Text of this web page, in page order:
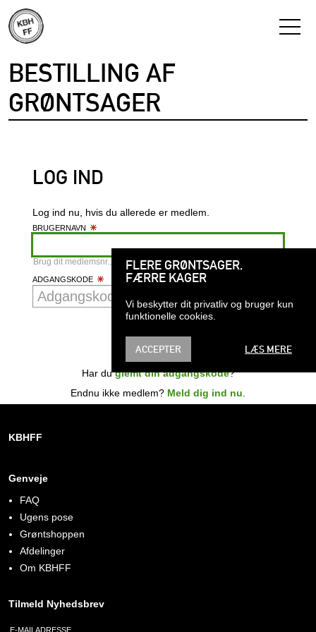
FLERE GRØNTSAGER,
FÆRRE KAGER
Vi beskytter dit privatliv og bruger kun
funktionelle cookies.
ACCEPTER LÆS MERE
BESTILLING AF
GRØNTSAGER
LOG IND
Log ind nu, hvis du allerede er medlem.
BRUGERNAVN
Brug dit medlemsnr., email eller telefonnummer som brugernavn
ADGANGSKODE
Adgangskode
Har duglemt din adgangskode?
Endnu ikke medlem? Meld dig ind nu
KBHFF
Genveje
FAQ
Ugens pose
Grøntshoppen
Afdelinger
Om KBHFF
Tilmeld Nyhedsbrev
E-MAILADRESSE